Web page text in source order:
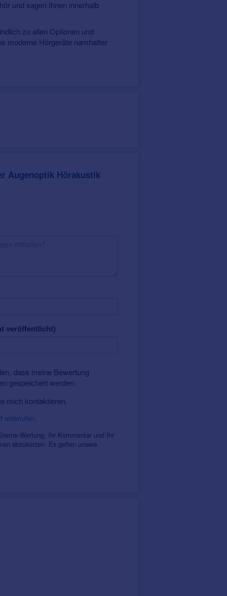
und sagen Ihnen innerhalb
zu allen Optionen und
moderne Hörgeräte namhafter
beraten Sie gerne.
Augenoptik Hörakustik
veröffentlicht)
dass meine Bewertung
gespeichert werden.
mich kontaktieren.
widerrufen.
Wertung, Ihr Kommentar und Ihr
abzukürzen. Es gelten unsere